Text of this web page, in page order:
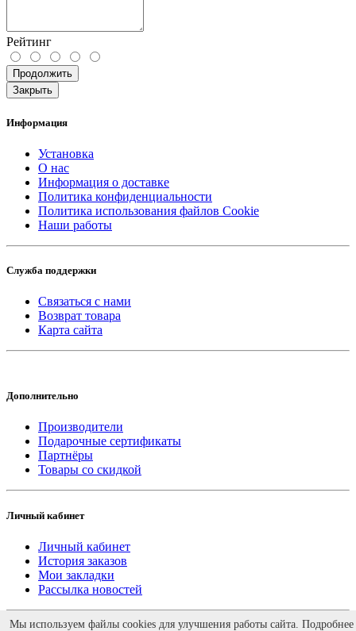
Рейтинг
Продолжить
Закрыть
Информация
Установка
О нас
Информация о доставке
Политика конфиденциальности
Политика использования файлов Cookie
Наши работы
Служба поддержки
Связаться с нами
Возврат товара
Карта сайта
Дополнительно
Производители
Подарочные сертификаты
Партнёры
Товары со скидкой
Личный кабинет
Личный кабинет
История заказов
Мои закладки
Рассылка новостей
Работает наocStore
Мы используем файлы cookies для улучшения работы сайта. Подробнее